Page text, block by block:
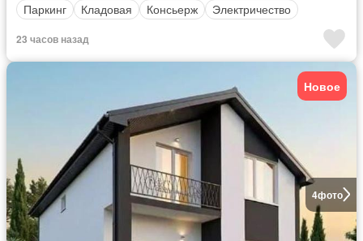
Паркинг
Кладовая Консьерж Электричество
23 часов назад
4фото
Новое